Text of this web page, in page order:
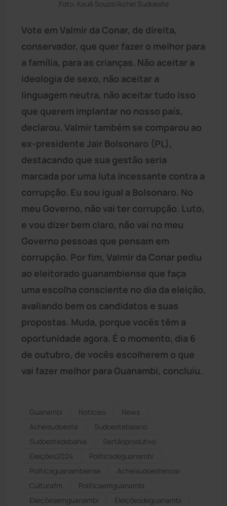
Foto: Kauê Souza/Achei Sudoeste
Vote em Valmir da Conar, de direita,
conservador, que quer fazer o melhor para
a família, para as crianças. Não aceitar a
ideologia de sexo, não aceitar a
linguagem neutra, não aceitar tudo isso
que querem implantar no nosso país,
declarou. Valmir também se comparou ao
ex-presidente Jair Bolsonaro (PL),
destacando que sua gestão seria
marcada por uma luta incessante contra a
corrupção. Eu sou igual a Bolsonaro. No
meu Governo, não vai ter corrupção. Luto,
e vou dizer bem claro, não vai no meu
Governo pessoas que pensam em
corrupção. Por fim, Valmir da Conar pediu
ao eleitorado guanambiense que faça
uma escolha consciente no dia da eleição,
avaliando bem os candidatos e suas
propostas. Muda, porque vocês têm a
oportunidade agora. É o momento, dia 6
de outubro, de vocês escolherem o que
vai fazer melhor para Guanambi, concluiu.
Guanambi Notícias
News
Acheisudoeste
Sudoestebaiano
Sudoestedabahia
Sertãoprodutivo
Eleições2024
Políticadeguanambi
Políticaguanambiense
Acheisudoestenoar
Culturafm
Políticaemguanambi
Eleiçõesemguanambi
Eleiçõesdeguanambi